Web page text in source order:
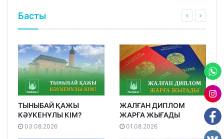
Басты
ТЫНЫБАЙ ҚАЖЫ
КӘУКЕНҰЛЫ КІМ?
03.08.2026
ЖАЛҒАН ДИПЛОМ
ЖАРҒА ЖЫҒАДЫ
01.08.2026